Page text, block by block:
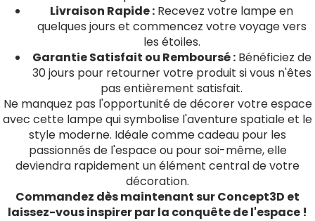
Livraison Rapide : Recevez votre lampe en
quelques jours et commencez votre voyage vers
les étoiles.
Garantie Satisfait ou Remboursé :Bénéficiez de
30 jours pour retourner votre produit si vous n'êtes
pas entièrement satisfait.
Ne manquez pas l'opportunité de décorer votre espace
avec cette lampe qui symbolise l'aventure spatiale et le
style moderne. Idéale comme cadeau pour les
passionnés de l'espace ou pour soi-même, elle
deviendra rapidement un élément central de votre
décoration.
Commandez dès maintenant sur Concept3D et
laissez-vous inspirer par la conquête de l'espace !